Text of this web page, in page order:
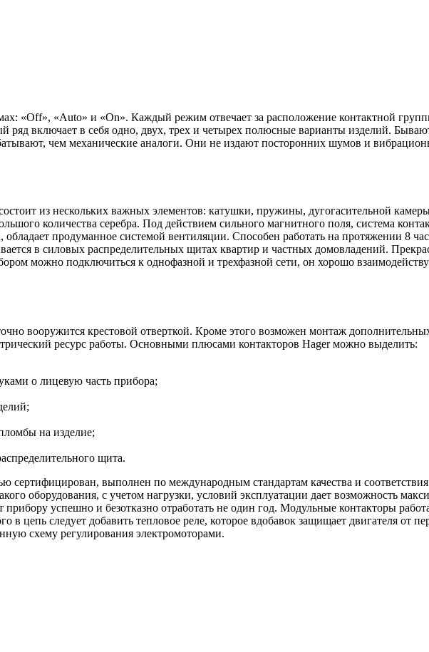
«Off», «Auto» и «On». Каждый режим отвечает за расположение контактной
ряд включает в себя одно, двух, трех и четырех полюсные варианты изделий.
чем механические аналоги. Они не издают посторонних шумов и
из нескольких важных элементов: катушки, пружины, дугогасительной
количества серебра. Под действием сильного магнитного поля, система
продуманное системой вентиляции. Способен работать на протяжении 8
в силовых распределительных щитах квартир и частных домовладений.
можно подключиться к однофазной и трехфазной сети, он хорошо
вооружится крестовой отверткой. Кроме этого возможен монтаж
ресурс работы. Основными плюсами контакторов Hager можно выделить:
о лицевую часть прибора;
на изделие;
щита.
выполнен по международным стандартам качества и
оборудования, с учетом нагрузки, условий эксплуатации дает возможность
успешно и безотказно отработать не один год. Модульные контакторы
цепь следует добавить тепловое реле, которое вдобавок защищает двигателя от
схему регулирования электромоторами.